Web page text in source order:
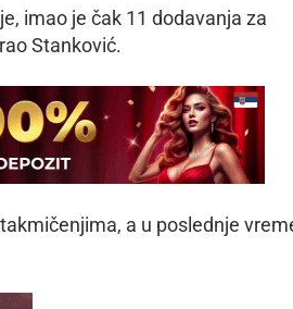
imao je čak 11 dodavanja za
Stanković.
a u poslednje